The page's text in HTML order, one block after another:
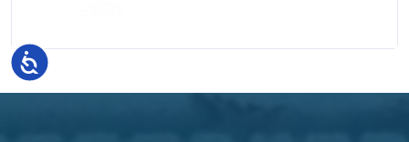
Accessibility